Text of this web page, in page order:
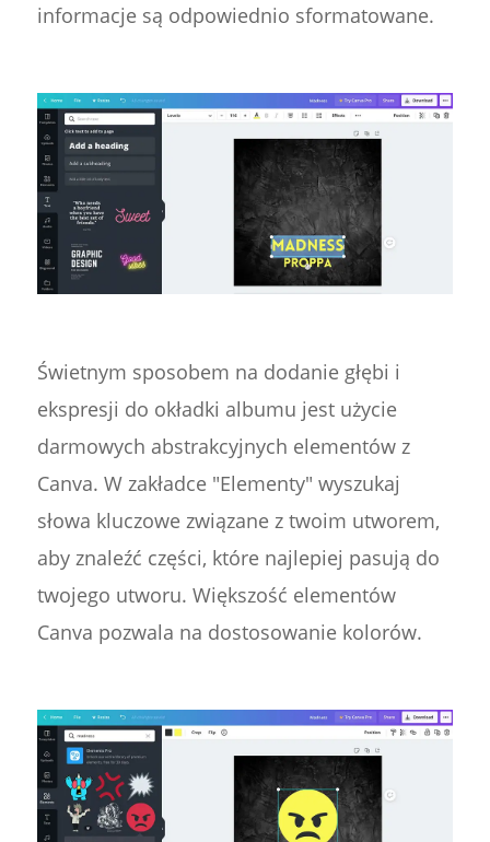
informacje są odpowiednio sformatowane.
Świetnym sposobem na dodanie głębi i
ekspresji do okładki albumu jest użycie
darmowych abstrakcyjnych elementów z
Canva. W zakładce "Elementy" wyszukaj
słowa kluczowe związane z twoim utworem,
aby znaleźć części, które najlepiej pasują do
twojego utworu. Większość elementów
Canva pozwala na dostosowanie kolorów.